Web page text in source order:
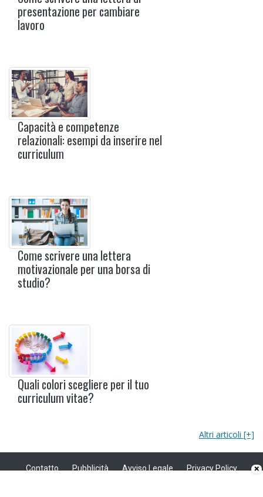
presentazione per cambiare
lavoro
Capacità e competenze
relazionali: esempi da inserire nel
curriculum
Come scrivere una lettera
motivazionale per una borsa di
studio?
Quali colori scegliere per il tuo
curriculum vitae?
Altri articoli [+]
Contatto Pubblicità Avviso Legale
Privacy Policy
×